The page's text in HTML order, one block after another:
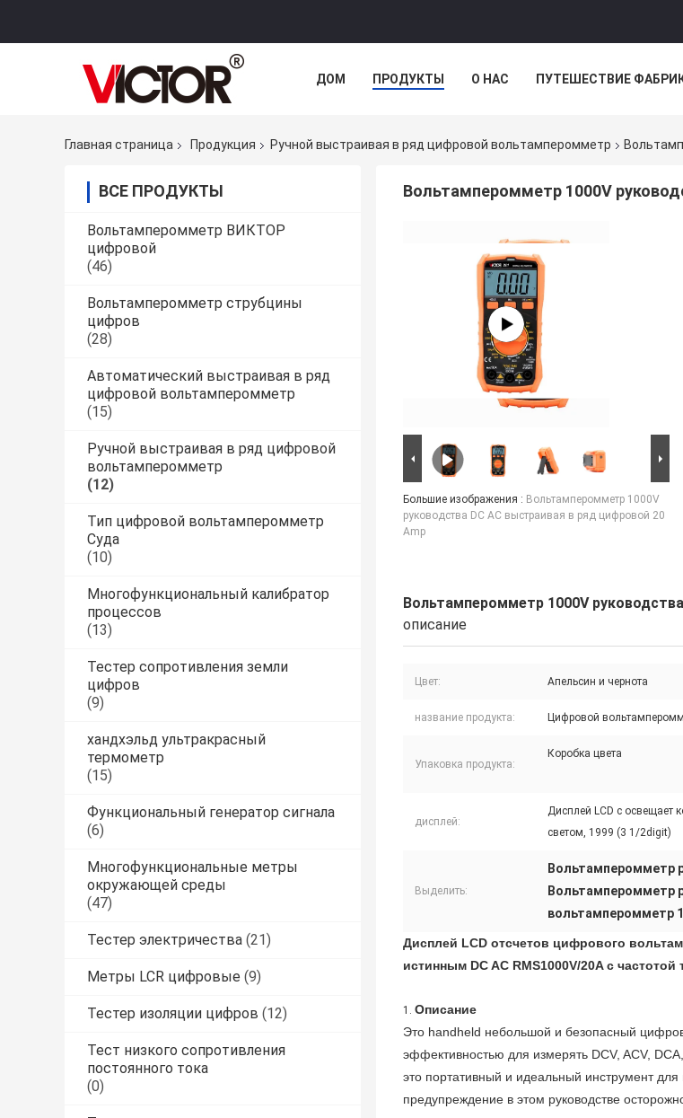
ДОМ ПРОДУКТЫ О НАС ПУТЕШЕСТВИЕ
Главная страница Продукция Ручной выстраивая в ряд цифровой вольтамперомметр
ВСЕ ПРОДУКТЫ
Вольтамперомметр ВИКТОР
цифровой
(46)
Вольтамперомметр струбцины
цифров
(28)
Автоматический выстраивая в ряд
цифровой вольтамперомметр
(15)
Ручной выстраивая в ряд цифровой
вольтамперомметр
(12)
Тип цифровой вольтамперомметр
Суда
(10)
Многофункциональный калибратор
процессов
(13)
Тестер сопротивления земли
цифров
(9)
хандхэльд ультракрасный
термометр
(15)
Функциональный генератор сигнала
(6)
Многофункциональные метры
окружающей среды
(47)
Тестер электричества (21)
Метры LCR цифровые (9)
Тестер изоляции цифров (12)
Тест низкого сопротивления
постоянного тока
(0)
Вольтамперомметр 1000V
Большие изображения : Вольтамперомметр 1000V
руководства DC AC выстраивая в ряд цифровой 20
Amp
Вольтамперомметр 1000V
описание
Цвет: Апельсин и чернота
название продукта: Цифровой
Упаковка продукта:
Коробка цвета
дисплей:
Дисплей LCD с освещает
светом, 1999 (3 1/2digit)
Выделить:
Вольтамперомметр
Вольтамперомметр
вольтамперомметр
Дисплей LCD отсчетов цифрового
истинным DC AC RMS1000V/20A с частотой
1. Описание
Это handheld небольшой и безопасный
эффективностью для измерять DCV, ACV,
это портативный и идеальный инструмент
предупреждение в этом руководстве